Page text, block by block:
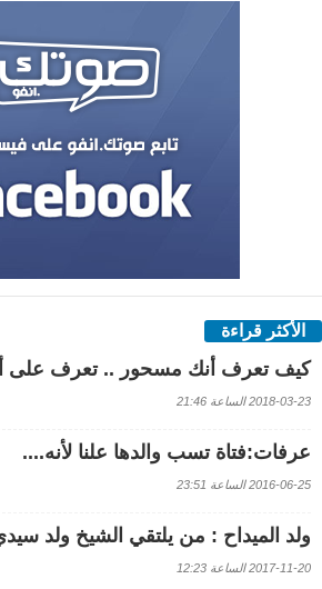
الأكثر قراءة
كيف تعرف أنك مسحور .. تعرف على
2018-03-23 الساعة 21:46
عرفات:فتاة تسب والدها علنا لأنه....
2016-06-25 الساعة 23:51
ولد الميداح : من يلتقي الشيخ ولد
2017-11-20 الساعة 12:23